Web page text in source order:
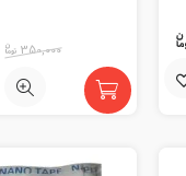
350,000